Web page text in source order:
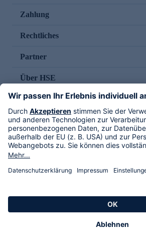
Zahlung
Rechtliches
Partner
Über HSE
Im TV
HSE International